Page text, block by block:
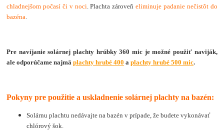
chladnejšom počasí či v noci . Plachta zároveňeliminuje padanie nečistôt do
bazéna
Pre navíjanie solárnej plachty hrúbky 360 mic je možné použiť naviják,
ale odporúčame najmäplachty hrubé 400 aplachty hrubé 500 mic.
Pokyny pre použitie a uskladnenie solárnej plachty na bazén:
Solárnu plachtu nedávajte na bazén v prípade, že budete vykonávať
chlórový šok.